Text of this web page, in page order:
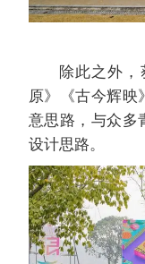
除此之外，
原》《古今辉映
意思路，与众多
设计思路。